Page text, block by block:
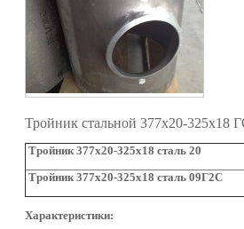
Тройник стальной 377х20-325х18
Тройник 377х20-325х18 сталь 20
Тройник 377х20-325х18 сталь 09Г2С
Характеристики: